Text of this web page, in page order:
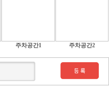
주차공간1 주차공간2